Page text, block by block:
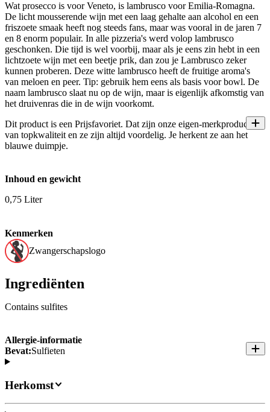
Wat prosecco is voor Veneto, is lambrusco voor Emilia-Romagna.
De licht mousserende wijn met een laag gehalte aan alcohol en een
friszoete smaak heeft nog steeds fans, maar was vooral in de jaren 7
en 8 enorm populair. In alle pizzeria's werd volop lambrusco
geschonken. Die tijd is wel voorbij, maar als je eens zin hebt in een
lichtzoete wijn met een beetje prik, dan zou je Lambrusco zeker
kunnen proberen. Deze witte lambrusco heeft de fruitige aroma's
van meloen en peer. Tip: gebruik hem eens als basis voor bowl. De
naam lambrusco slaat nu op de wijn, maar is eigenlijk afkomstig van
het druivenras die in de wijn voorkomt.
Dit product is een Prijsfavoriet. Dat zijn onze eigen-merkproducten
van topkwaliteit en ze zijn altijd voordelig. Je herkent ze aan het
blauwe duimpje.
Inhoud en gewicht
0,75 Liter
Kenmerken
Zwangerschapslogo
Ingrediënten
Contains sulfites
Allergie-informatie
Bevat:Sulfieten
Herkomst